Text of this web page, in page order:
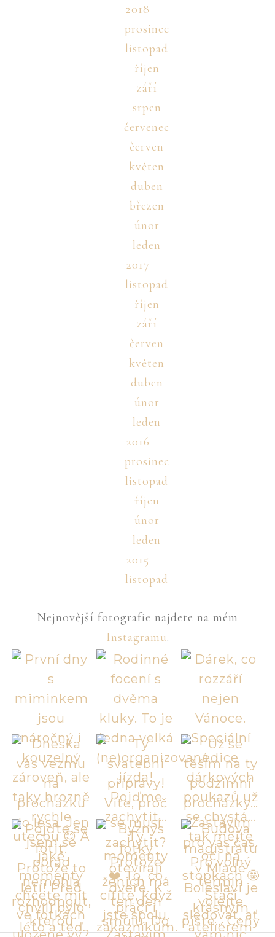
2018
prosinec
listopad
říjen
září
srpen
červenec
červen
květen
duben
březen
únor
leden
2017
listopad
říjen
září
červen
květen
duben
únor
leden
2016
prosinec
listopad
říjen
únor
leden
2015
listopad
Nejnovější fotografie najdete na mém
Instagramu.